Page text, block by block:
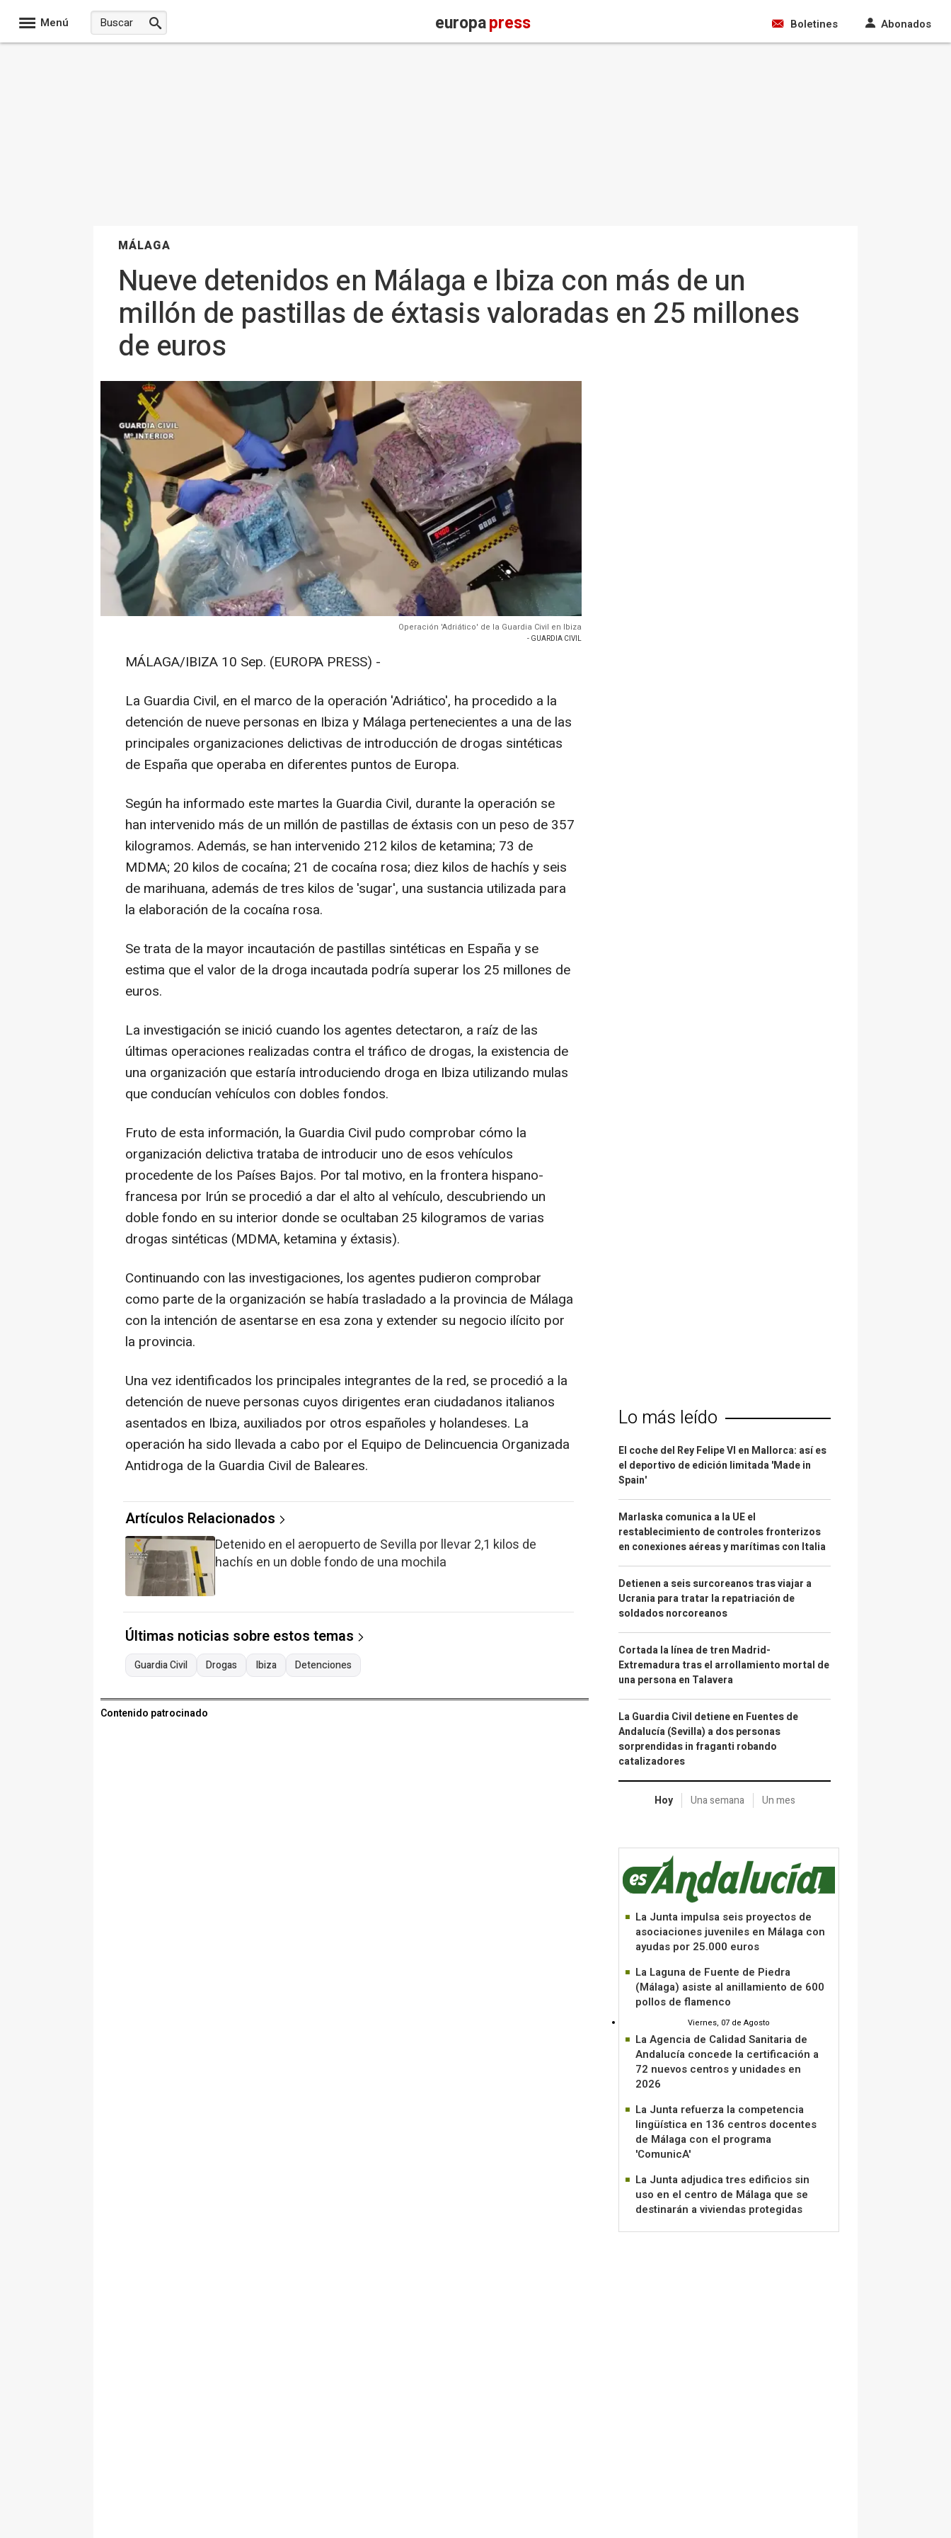
Menú europapress Boletines Abonados
MÁLAGA
Nueve detenidos en Málaga e Ibiza con más de un
millón de pastillas de éxtasis valoradas en 25 millones
de euros
Operación 'Adriático' de la Guardia Civil en Ibiza
- GUARDIA CIVIL
MÁLAGA/IBIZA 10 Sep. (EUROPA PRESS) -
La Guardia Civil, en el marco de la operación 'Adriático', ha procedido a la
detención de nueve personas en Ibiza y Málaga pertenecientes a una de las
principales organizaciones delictivas de introducción de drogas sintéticas
de España que operaba en diferentes puntos de Europa.
Según ha informado este martes la Guardia Civil, durante la operación se
han intervenido más de un millón de pastillas de éxtasis con un peso de 357
kilogramos. Además, se han intervenido 212 kilos de ketamina; 73 de
MDMA; 20 kilos de cocaína; 21 de cocaína rosa; diez kilos de hachís y seis
de marihuana, además de tres kilos de 'sugar', una sustancia utilizada para
la elaboración de la cocaína rosa.
Se trata de la mayor incautación de pastillas sintéticas en España y se
estima que el valor de la droga incautada podría superar los 25 millones de
euros.
La investigación se inició cuando los agentes detectaron, a raíz de las
últimas operaciones realizadas contra el tráfico de drogas, la existencia de
una organización que estaría introduciendo droga en Ibiza utilizando mulas
que conducían vehículos con dobles fondos.
Fruto de esta información, la Guardia Civil pudo comprobar cómo la
organización delictiva trataba de introducir uno de esos vehículos
procedente de los Países Bajos. Por tal motivo, en la frontera hispano-
francesa por Irún se procedió a dar el alto al vehículo, descubriendo un
doble fondo en su interior donde se ocultaban 25 kilogramos de varias
drogas sintéticas (MDMA, ketamina y éxtasis).
Continuando con las investigaciones, los agentes pudieron comprobar
como parte de la organización se había trasladado a la provincia de Málaga
con la intención de asentarse en esa zona y extender su negocio ilícito por
la provincia.
Una vez identificados los principales integrantes de la red, se procedió a la
detención de nueve personas cuyos dirigentes eran ciudadanos italianos
asentados en Ibiza, auxiliados por otros españoles y holandeses. La
operación ha sido llevada a cabo por el Equipo de Delincuencia Organizada
Antidroga de la Guardia Civil de Baleares.
Artículos Relacionados
Detenido en el aeropuerto de Sevilla por llevar 2,1 kilos de
hachís en un doble fondo de una mochila
Últimas noticias sobre estos temas
Guardia Civil Drogas Ibiza Detenciones
Contenido patrocinado
Lo más leído
El coche del Rey Felipe VI en Mallorca: así es
el deportivo de edición limitada 'Made in
Spain'
Marlaska comunica a la UE el
restablecimiento de controles fronterizos
en conexiones aéreas y marítimas con Italia
Detienen a seis surcoreanos tras viajar a
Ucrania para tratar la repatriación de
soldados norcoreanos
Cortada la línea de tren Madrid-
Extremadura tras el arrollamiento mortal de
una persona en Talavera
La Guardia Civil detiene en Fuentes de
Andalucía (Sevilla) a dos personas
sorprendidas in fraganti robando
catalizadores
Hoy Una semana Un mes
La Junta impulsa seis proyectos de
asociaciones juveniles en Málaga con
ayudas por 25.000 euros
La Laguna de Fuente de Piedra
(Málaga) asiste al anillamiento de 600
pollos de flamenco
Viernes, 07 de Agosto
La Agencia de Calidad Sanitaria de
Andalucía concede la certificación a
72 nuevos centros y unidades en
2026
La Junta refuerza la competencia
lingüística en 136 centros docentes
de Málaga con el programa
'ComunicA'
La Junta adjudica tres edificios sin
uso en el centro de Málaga que se
destinarán a viviendas protegidas